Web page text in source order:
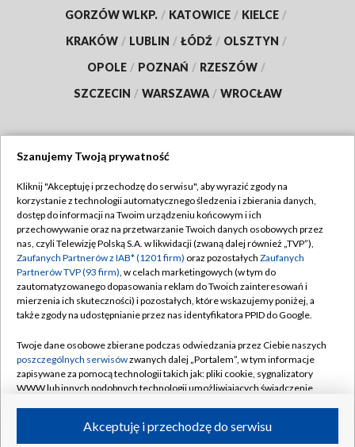
GORZÓW WLKP. / KATOWICE / KIELCE /
KRAKÓW / LUBLIN / ŁÓDŹ / OLSZTYN /
OPOLE / POZNAŃ / RZESZÓW /
SZCZECIN / WARSZAWA / WROCŁAW
TVP
Abonament TVP
Emisja w TVP
Centrum informacji TVP
Naziemna Telewizja Cyfrowa
Rada Programowa
System NOS
Informacje o nadawcy
Program dla prasy
Regulamin TVP
Polityka prywatności
Moje zgody
Pomoc
Kontakt
Kanały
Szanujemy Twoją prywatność
Kliknij "Akceptuję i przechodzę do serwisu", aby wyrazić zgody na
korzystanie z technologii automatycznego śledzenia i zbierania danych,
dostęp do informacji na Twoim urządzeniu końcowym i ich
przechowywanie oraz na przetwarzanie Twoich danych osobowych przez
nas, czyli Telewizję Polską S.A. w likwidacji (zwaną dalej również „TVP”),
Zaufanych Partnerów z IAB* (1201 firm) oraz pozostałych Zaufanych
Partnerów TVP (93 firm), w celach marketingowych (w tym do
zautomatyzowanego dopasowania reklam do Twoich zainteresowań i
mierzenia ich skuteczności) i pozostałych, które wskazujemy poniżej, a
także zgody na udostępnianie przez nas identyfikatora PPID do Google.
Twoje dane osobowe zbierane podczas odwiedzania przez Ciebie naszych
poszczególnych serwisówzwanych dalej „Portalem”, w tym informacje
zapisywane za pomocą technologii takich jak: pliki cookie, sygnalizatory
WWW lub innych podobnych technologii umożliwiających świadczenie
ruchu w Internecie.Akceptuję i przechodzę do serwisu